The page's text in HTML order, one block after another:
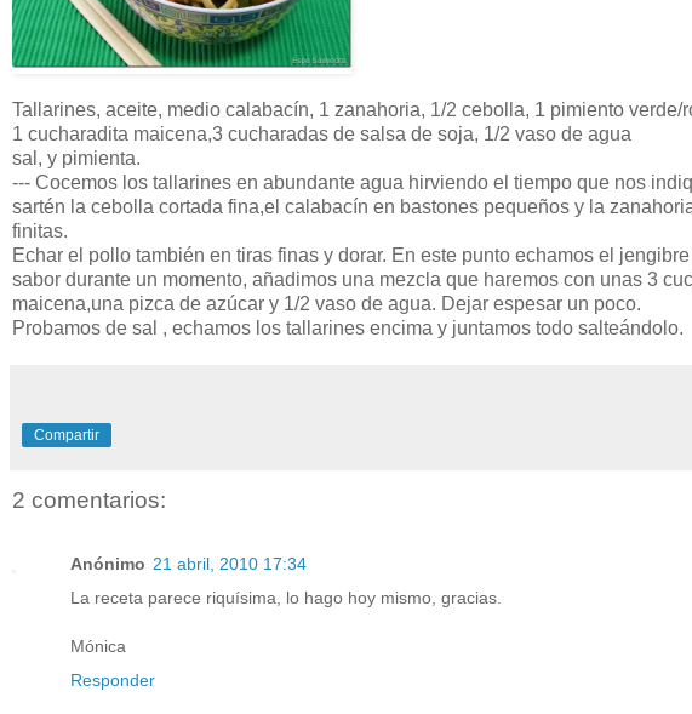
Tallarines, aceite, medio calabacín, 1 zanahoria, 1/2 cebolla, 1 pimiento verde/
1 cucharadita maicena,3 cucharadas de salsa de soja, 1/2 vaso de agua
sal, y pimienta.
--- Cocemos los tallarines en abundante agua hirviendo el tiempo que nos
sartén la cebolla cortada fina,el calabacín en bastones pequeños y la
finitas.
Echar el pollo también en tiras finas y dorar. En este punto echamos el
sabor durante un momento, añadimos una mezcla que haremos con unas 3
maicena,una pizca de azúcar y 1/2 vaso de agua. Dejar espesar un poco.
Probamos de sal , echamos los tallarines encima y juntamos todo salteándolo.
Compartir
2 comentarios:
Anónimo 21 abril, 2010 17:34
La receta parece riquísima, lo hago hoy mismo, gracias.
Mónica
Responder